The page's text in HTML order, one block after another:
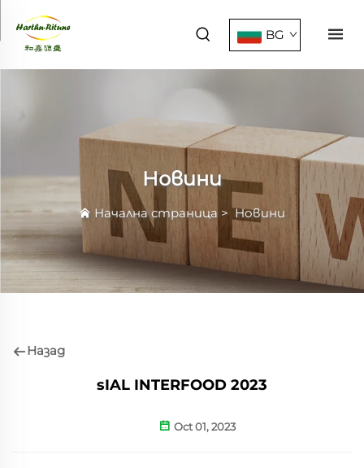
BG
Новини
Начална страница >Новини
Назад
sIAL INTERFOOD 2023
Oct 01, 2023